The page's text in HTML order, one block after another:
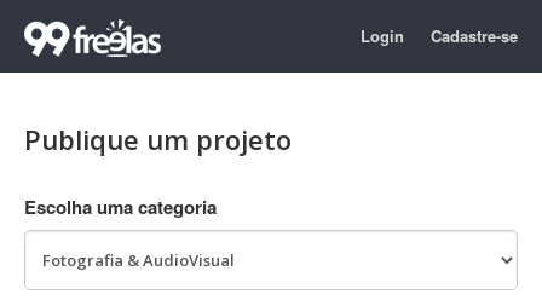
Login Cadastre-se
Publique um projeto
Escolha uma categoria